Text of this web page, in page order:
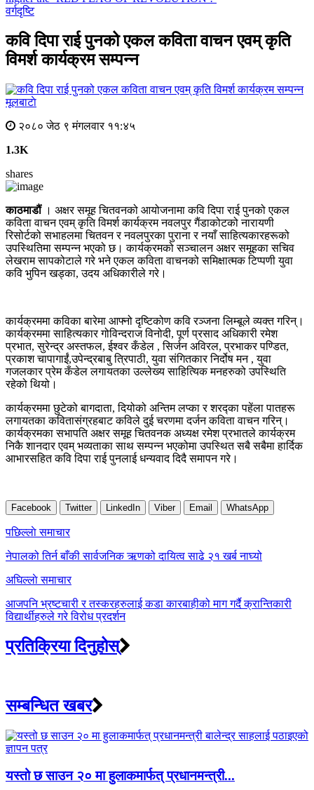
वर्गदृष्टि
कवि दिपा राई पुनको एकल कविता वाचन एवम् कृति
विमर्श कार्यक्रम सम्पन्न
मूलबाटाे
२०८० जेठ ९ मंगलवार ११:४५
1.3K
shares
काठमाडौं। अक्षर समूह चितवनको आयोजनामा कवि दिपा राई पुनको एकल
कविता वाचन एवम् कृति विमर्श कार्यक्रम नवलपुर गैंडाकोटको नारायणी
रिसोर्टको सभाहलमा चितवन र नवलपुरका पुराना र नयाँ साहित्यकारहरूको
उपस्थितिमा सम्पन्न भएको छ। कार्यक्रमको सञ्चालन अक्षर समूहका सचिव
लेखराम सापकोटाले गरे भने एकल कविता वाचनको समिक्षात्मक टिप्पणी युवा
कवि भुपिन खड्का, उदय अधिकारीले गरे।
कार्यक्रममा कविका बारेमा आफ्नो दृष्टिकोण कवि रञ्जना लिम्बूले व्यक्त गरिन्।
कार्यक्रममा साहित्यकार गोविन्दराज विनोदी, पूर्ण प्रसाद अधिकारी रमेश
प्रभात, सुरेन्द्र अस्तफल, ईश्वर कँडेल , सिर्जन अविरल, प्रभाकर पण्डित,
प्रकाश चापागाईं,उपेन्द्रबाबु त्रिपाठी, युवा संगितकार निर्दोष मन , युवा
गजलकार प्रेम कँडेल लगायतका उल्लेख्य साहित्यिक मनहरुको उपस्थिति
रहेको थियो।
कार्यक्रममा छुटेको बागदाता, दियोको अन्तिम लप्का र शरद्का पहेंला पातहरू
लगायतका कवितासंग्रहबाट कविले दुई चरणमा दर्जन कविता वाचन गरिन्।
कार्यक्रमका सभापति अक्षर समूह चितवनक अध्यक्ष रमेश प्रभातले कार्यक्रम
निकै शानदार एवम् भव्यताका साथ सम्पन्न भएकोमा उपस्थित सबै सबैमा हार्दिक
आभारसहित कवि दिपा राई पुनलाई धन्यवाद दिदै समापन गरे।
Facebook Twitter LinkedIn Viber Email WhatsApp
Post
navigation
पछिल्लाे समाचार
नेपालको तिर्न बाँकी सार्वजनिक ऋणको दायित्व साढे २१ खर्ब नाघ्यो
अघिल्लाे समाचार
आजपनि भ्रष्टचारी र तस्करहरुलाई कडा कारबाहीको माग गर्दै क्रान्तिकारी
विद्यार्थीहरुले गरे विरोध प्रदर्शन
प्रतिक्रिया दिनुहोस्
सम्बन्धित खबर
यस्तो छ साउन २० मा हुलाकमार्फत् प्रधानमन्त्री...